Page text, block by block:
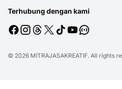
Terhubung dengan kami
© 2026 MITRAJASAKREATIF. All rights